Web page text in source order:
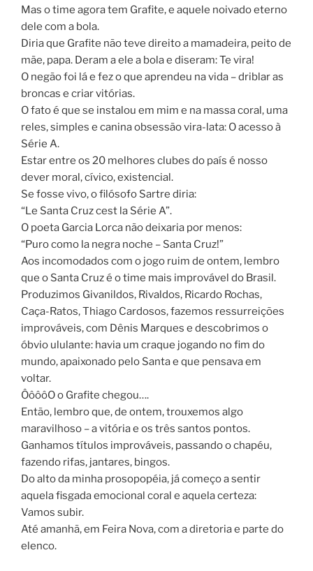
Mas o time agora tem Grafite, e aquele noivado eterno
dele com a bola.
Diria que Grafite não teve direito a mamadeira, peito de
mãe, papa. Deram a ele a bola e diseram: Te vira!
O negão foi lá e fez o que aprendeu na vida – driblar as
broncas e criar vitórias.
O fato é que se instalou em mim e na massa coral, uma
reles, simples e canina obsessão vira-lata: O acesso à
Série A.
Estar entre os 20 melhores clubes do país é nosso
dever moral, cívico, existencial.
Se fosse vivo, o filósofo Sartre diria:
“Le Santa Cruz cest la Série A”.
O poeta Garcia Lorca não deixaria por menos:
“Puro como la negra noche – Santa Cruz!”
Aos incomodados com o jogo ruim de ontem, lembro
que o Santa Cruz é o time mais improvável do Brasil.
Produzimos Givanildos, Rivaldos, Ricardo Rochas,
Caça-Ratos, Thiago Cardosos, fazemos ressurreições
improváveis, com Dênis Marques e descobrimos o
óbvio ululante: havia um craque jogando no fim do
mundo, apaixonado pelo Santa e que pensava em
voltar.
ÔôôôO o Grafite chegou….
Então, lembro que, de ontem, trouxemos algo
maravilhoso – a vitória e os três santos pontos.
Ganhamos títulos improváveis, passando o chapéu,
fazendo rifas, jantares, bingos.
Do alto da minha prosopopéia, já começo a sentir
aquela fisgada emocional coral e aquela certeza:
Vamos subir.
Até amanhã, em Feira Nova, com a diretoria e parte do
elenco.